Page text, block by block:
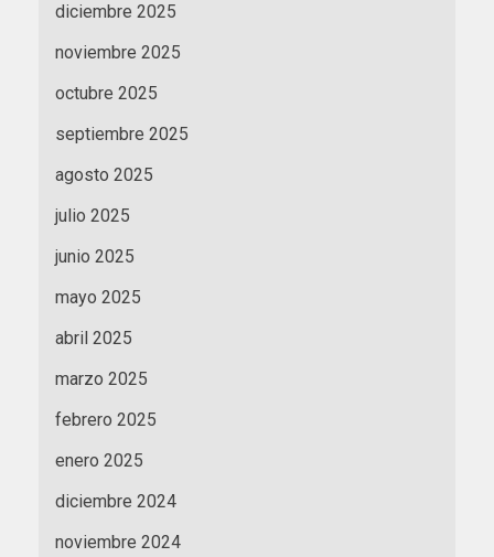
diciembre 2025
noviembre 2025
octubre 2025
septiembre 2025
agosto 2025
julio 2025
junio 2025
mayo 2025
abril 2025
marzo 2025
febrero 2025
enero 2025
diciembre 2024
noviembre 2024